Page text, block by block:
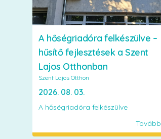
A hőségriadóra felkészülve –
hűsítő fejlesztések a Szent
Lajos Otthonban
Szent Lajos Otthon
2026. 08. 03.
A hőségriadóra felkészülve
Tovább